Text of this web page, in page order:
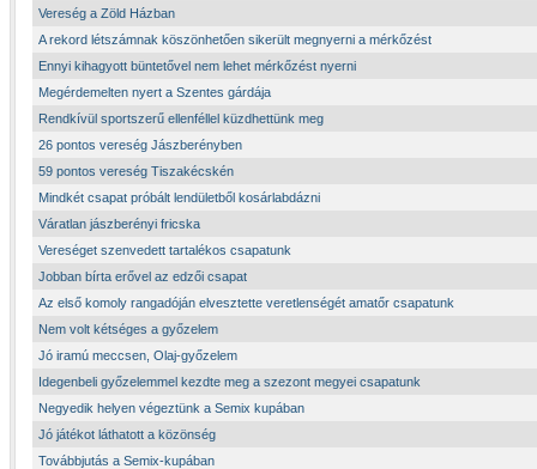
Vereség a Zöld Házban
A rekord létszámnak köszönhetően sikerült megnyerni a mérkőzést
Ennyi kihagyott büntetővel nem lehet mérkőzést nyerni
Megérdemelten nyert a Szentes gárdája
Rendkívül sportszerű ellenféllel küzdhettünk meg
26 pontos vereség Jászberényben
59 pontos vereség Tiszakécskén
Mindkét csapat próbált lendületből kosárlabdázni
Váratlan jászberényi fricska
Vereséget szenvedett tartalékos csapatunk
Jobban bírta erővel az edzői csapat
Az első komoly rangadóján elvesztette veretlenségét amatőr csapatunk
Nem volt kétséges a győzelem
Jó iramú meccsen, Olaj-győzelem
Idegenbeli győzelemmel kezdte meg a szezont megyei csapatunk
Negyedik helyen végeztünk a Semix kupában
Jó játékot láthatott a közönség
Továbbjutás a Semix-kupában